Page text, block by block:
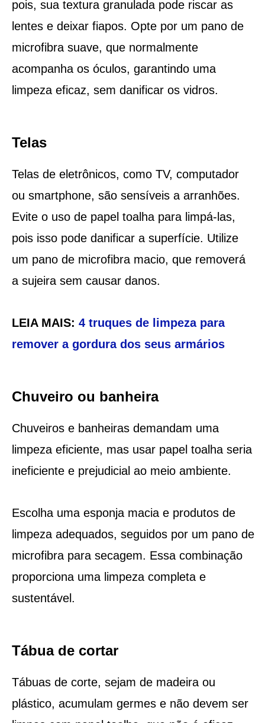
pois, sua textura granulada pode riscar as
lentes e deixar fiapos. Opte por um pano de
microfibra suave, que normalmente
acompanha os óculos, garantindo uma
limpeza eficaz, sem danificar os vidros.
Telas
Telas de eletrônicos, como TV, computador
ou smartphone, são sensíveis a arranhões.
Evite o uso de papel toalha para limpá-las,
pois isso pode danificar a superfície. Utilize
um pano de microfibra macio, que removerá
a sujeira sem causar danos.
LEIA MAIS: 4 truques de limpeza para
remover a gordura dos seus armários
Chuveiro ou banheira
Chuveiros e banheiras demandam uma
limpeza eficiente, mas usar papel toalha seria
ineficiente e prejudicial ao meio ambiente.
Escolha uma esponja macia e produtos de
limpeza adequados, seguidos por um pano de
microfibra para secagem. Essa combinação
proporciona uma limpeza completa e
sustentável.
Tábua de cortar
Tábuas de corte, sejam de madeira ou
plástico, acumulam germes e não devem ser